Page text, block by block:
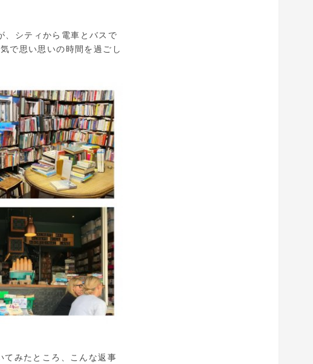
シティから電車とバスで
で思い思いの時間を過ごし
みたところ、こんな返事